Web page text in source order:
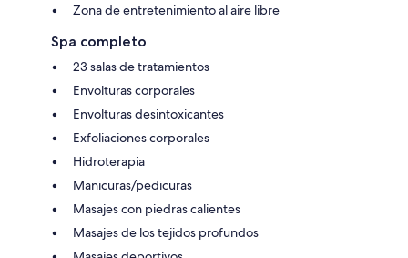
Zona de entretenimiento al aire libre
Spa completo
23 salas de tratamientos
Envolturas corporales
Envolturas desintoxicantes
Exfoliaciones corporales
Hidroterapia
Manicuras/pedicuras
Masajes con piedras calientes
Masajes de los tejidos profundos